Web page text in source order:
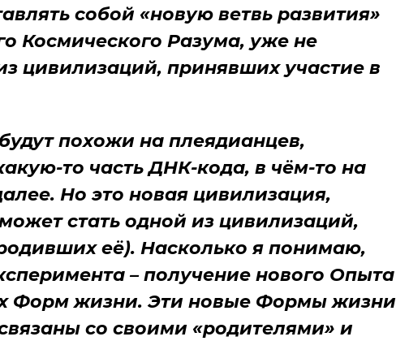
собой «новую ветвь развития»
Космического Разума, уже не
цивилизаций, принявших участие в
похожи на плеядианцев,
то часть ДНК-кода, в чём-то на
Но это новая цивилизация,
стать одной из цивилизаций,
её). Насколько я понимаю,
– получение нового Опыта
Форм жизни. Эти новые Формы жизни
со своими «родителями» и